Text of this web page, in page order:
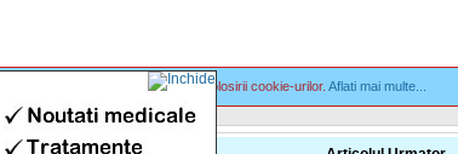
va exprimati acordul asupra folosirii cookie-urilor. Aflati mai multe...